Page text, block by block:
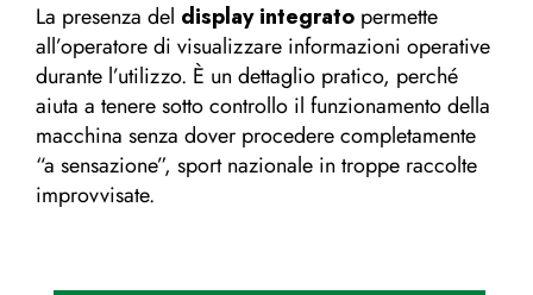
La presenza del display integrato permette
all’operatore di visualizzare informazioni operative
durante l’utilizzo. È un dettaglio pratico, perché
aiuta a tenere sotto controllo il funzionamento della
macchina senza dover procedere completamente
“a sensazione”, sport nazionale in troppe raccolte
improvvisate.